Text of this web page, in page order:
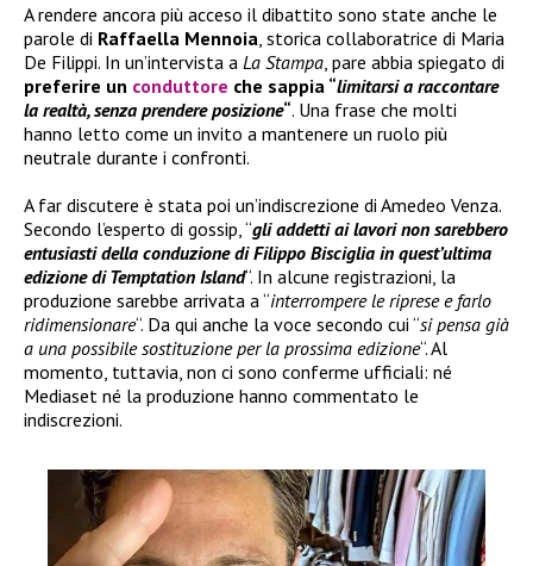
A rendere ancora più acceso il dibattito sono state anche le
parole di Raffaella Mennoia , storica collaboratrice di Maria
De Filippi. In un’intervista a La Stampa , pare abbia spiegato di
preferire un conduttore che sappia “limitarsi a raccontare
la realtà, senza prendere posizione“. Una frase che molti
hanno letto come un invito a mantenere un ruolo più
neutrale durante i confronti.
A far discutere è stata poi un’indiscrezione di Amedeo Venza.
Secondo l’esperto di gossip, “gli addetti ai lavori non sarebbero
entusiasti della conduzione di Filippo Bisciglia in quest’ultima
edizione di Temptation Island“. In alcune registrazioni, la
produzione sarebbe arrivata a “interrompere le riprese e farlo
ridimensionare“. Da qui anche la voce secondo cui “si pensa già
a una possibile sostituzione per la prossima edizione“. Al
momento, tuttavia, non ci sono conferme ufficiali: né
Mediaset né la produzione hanno commentato le
indiscrezioni.